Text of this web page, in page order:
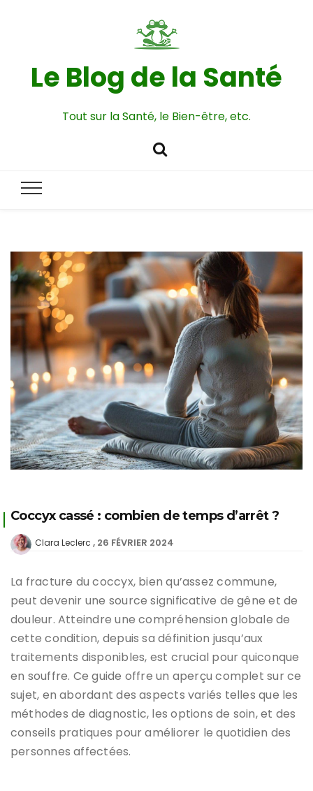
Le Blog de la Santé
Tout sur la Santé, le Bien-être, etc.
Coccyx cassé : combien de temps d’arrêt ?
Clara Leclerc 26 FÉVRIER 2024
La fracture du coccyx, bien qu’assez commune,
peut devenir une source significative de gêne et de
douleur. Atteindre une compréhension globale de
cette condition, depuis sa définition jusqu’aux
traitements disponibles, est crucial pour quiconque
en souffre. Ce guide offre un aperçu complet sur ce
sujet, en abordant des aspects variés telles que les
méthodes de diagnostic, les options de soin, et des
conseils pratiques pour améliorer le quotidien des
personnes affectées.